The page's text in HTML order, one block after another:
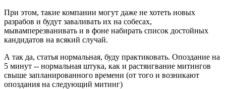
При этом, такие компании могут даже не хотеть новых
разрабов и будут заваливать их на собесах,
мывамперезванивать и в фоне набирать список достойных
кандидатов на всякий случай.
А так да, статья нормальная, буду практиковать. Опоздание на
5 минут -- нормальная штука, как и растяигвание митингов
свыше запланированного времени (от того и возникают
опоздания на следующий митинг)